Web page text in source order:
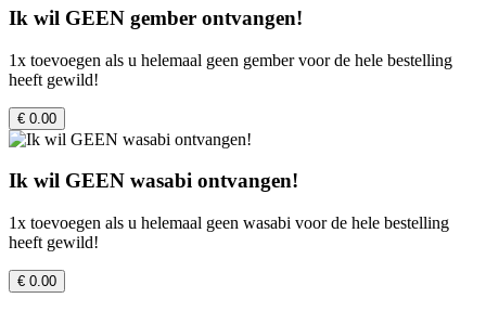
Ik wil GEEN gember ontvangen!
1x toevoegen als u helemaal geen gember voor de hele bestelling
heeft gewild!
€ 0.00
Ik wil GEEN wasabi ontvangen!
1x toevoegen als u helemaal geen wasabi voor de hele bestelling
heeft gewild!
€ 0.00